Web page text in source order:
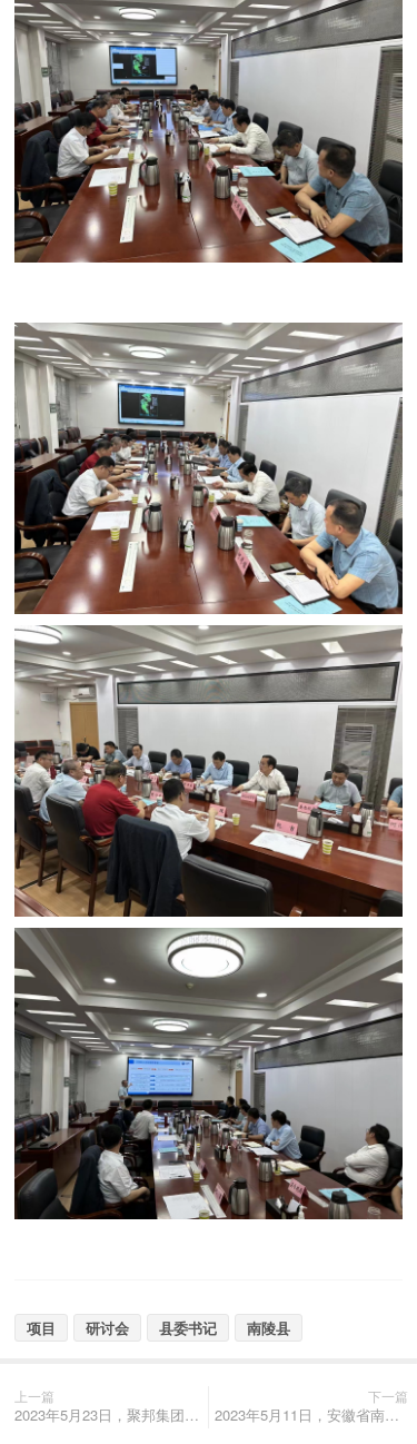
项目 研讨会 县委书记 南陵县
上一篇
2023年5月23日，聚邦集团董事长叶敏带队赴江苏省金湖县考察现代农业产业园项目地块并参加项目研讨会
下一篇
2023年5月11日，安徽省南陵县县委书记李新宇率队莅临聚邦集团考察交流